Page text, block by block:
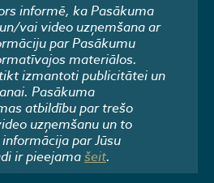
informē, ka Pasākuma
vai video uzņemšana ar
par Pasākumu
materiālos.
izmantoti publicitātei un
Pasākuma
atbildību par trešo
uzņemšanu un to
par Jūsu
ir pieejamašeit.